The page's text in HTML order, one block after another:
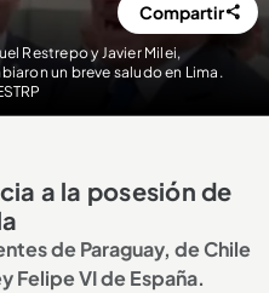
Restrepo y Javier Milei,
un breve saludo en Lima.
Compartir
a la posesión de
de Paraguay, de Chile
Felipe VI de España.